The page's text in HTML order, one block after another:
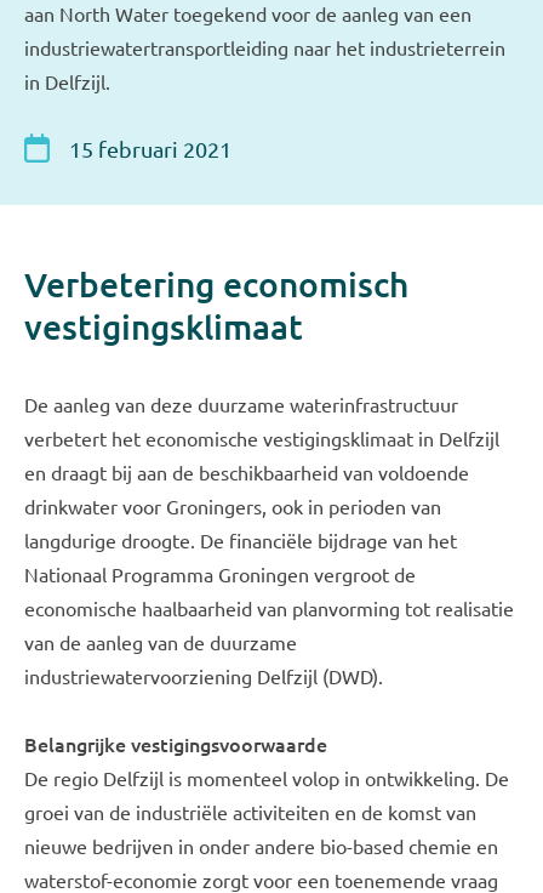
aan North Water toegekend voor de aanleg van een
industriewatertransportleiding naar het industrieterrein
in Delfzijl.
15 februari 2021
Verbetering economisch
vestigingsklimaat
De aanleg van deze duurzame waterinfrastructuur
verbetert het economische vestigingsklimaat in Delfzijl
en draagt bij aan de beschikbaarheid van voldoende
drinkwater voor Groningers, ook in perioden van
langdurige droogte. De financiële bijdrage van het
Nationaal Programma Groningen vergroot de
economische haalbaarheid van planvorming tot realisatie
van de aanleg van de duurzame
industriewatervoorziening Delfzijl (DWD).
Belangrijke vestigingsvoorwaarde
De regio Delfzijl is momenteel volop in ontwikkeling. De
groei van de industriële activiteiten en de komst van
nieuwe bedrijven in onder andere bio-based chemie en
waterstof-economie zorgt voor een toenemende vraag